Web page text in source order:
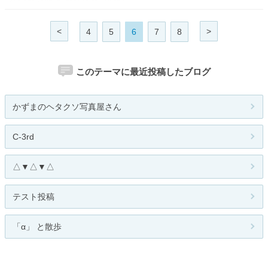
< 4 5 6 7 8 >
このテーマに最近投稿したブログ
かずまのヘタクソ写真屋さん
C-3rd
△▼△▼△
テスト投稿
「α」 と散歩